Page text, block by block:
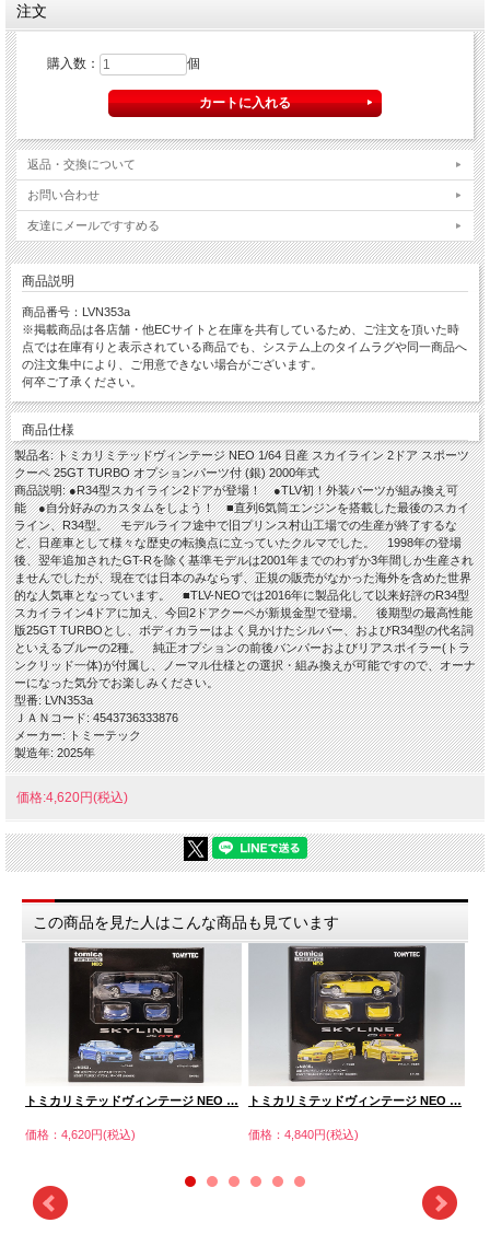
注文
購入数： 個
返品・交換について
お問い合わせ
友達にメールですすめる
商品説明
商品番号：LVN353a
※掲載商品は各店舗・他ECサイトと在庫を共有しているため、ご注文を頂いた時
点では在庫有りと表示されている商品でも、システム上のタイムラグや同一商品へ
の注文集中により、ご用意できない場合がございます。
何卒ご了承ください。
商品仕様
製品名: トミカリミテッドヴィンテージ NEO 1/64 日産 スカイライン 2ドア スポーツ
クーペ 25GT TURBO オプションパーツ付 (銀) 2000年式
商品説明: ●R34型スカイライン2ドアが登場！ ●TLV初！外装パーツが組み換え可
能 ●自分好みのカスタムをしよう！ ■直列6気筒エンジンを搭載した最後のスカイ
ライン、R34型。 モデルライフ途中で旧プリンス村山工場での生産が終了するな
ど、日産車として様々な歴史の転換点に立っていたクルマでした。 1998年の登場
後、翌年追加されたGT-Rを除く基準モデルは2001年までのわずか3年間しか生産され
ませんでしたが、現在では日本のみならず、正規の販売がなかった海外を含めた世界
的な人気車となっています。 ■TLV-NEOでは2016年に製品化して以来好評のR34型
スカイライン4ドアに加え、今回2ドアクーペが新規金型で登場。 後期型の最高性能
版25GT TURBOとし、ボディカラーはよく見かけたシルバー、およびR34型の代名詞
といえるブルーの2種。 純正オプションの前後バンパーおよびリアスポイラー(トラ
ンクリッド一体)が付属し、ノーマル仕様との選択・組み換えが可能ですので、オーナ
ーになった気分でお楽しみください。
型番: LVN353a
ＪＡＮコード: 4543736333876
メーカー: トミーテック
製造年: 2025年
価格:4,620円(税込)
この商品を見た人はこんな商品も見ています
トミカリミテッドヴィンテージ NEO …
価格：4,620円(税込)
トミカリミテッドヴィンテージ NEO …
価格：4,840円(税込)